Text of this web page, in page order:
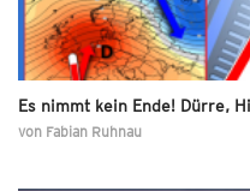
Es nimmt kein Ende! Dürre,
von Fabian Ruhnau